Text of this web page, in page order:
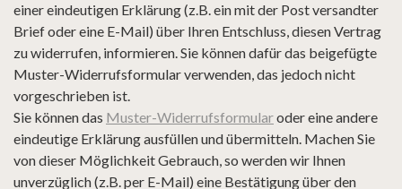
einer eindeutigen Erklärung (z.B. ein mit der Post versandter
Brief oder eine E-Mail) über Ihren Entschluss, diesen Vertrag
zu widerrufen, informieren. Sie können dafür das beigefügte
Muster-Widerrufsformular verwenden, das jedoch nicht
vorgeschrieben ist.
Sie können das Muster-Widerrufsformularoder eine andere
eindeutige Erklärung ausfüllen und übermitteln. Machen Sie
von dieser Möglichkeit Gebrauch, so werden wir Ihnen
unverzüglich (z.B. per E-Mail) eine Bestätigung über den